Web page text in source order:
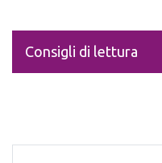
Consigli di lettura